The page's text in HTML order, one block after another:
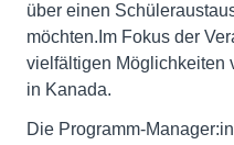
über einen
möchten.Im Fokus der
vielfältigen Möglichkeiten
in Kanada.
Die Programm-